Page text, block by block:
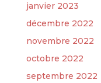
janvier 2023
décembre 2022
novembre 2022
octobre 2022
septembre 2022